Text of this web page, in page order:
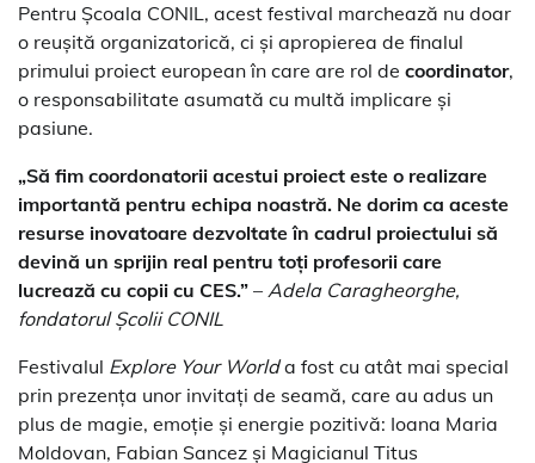
Pentru Școala CONIL, acest festival marchează nu doar
o reușită organizatorică, ci și apropierea de finalul
primului proiect european în care are rol de coordinator,
o responsabilitate asumată cu multă implicare și
pasiune.
„Să fim coordonatorii acestui proiect este o realizare
importantă pentru echipa noastră. Ne dorim ca aceste
resurse inovatoare dezvoltate în cadrul proiectului să
devină un sprijin real pentru toți profesorii care
lucrează cu copii cu CES.” – Adela Caragheorghe,
fondatorul Școlii CONIL
Festivalul Explore Your Worlda fost cu atât mai special
prin prezența unor invitați de seamă, care au adus un
plus de magie, emoție și energie pozitivă: Ioana Maria
Moldovan, Fabian Sancez și Magicianul Titus